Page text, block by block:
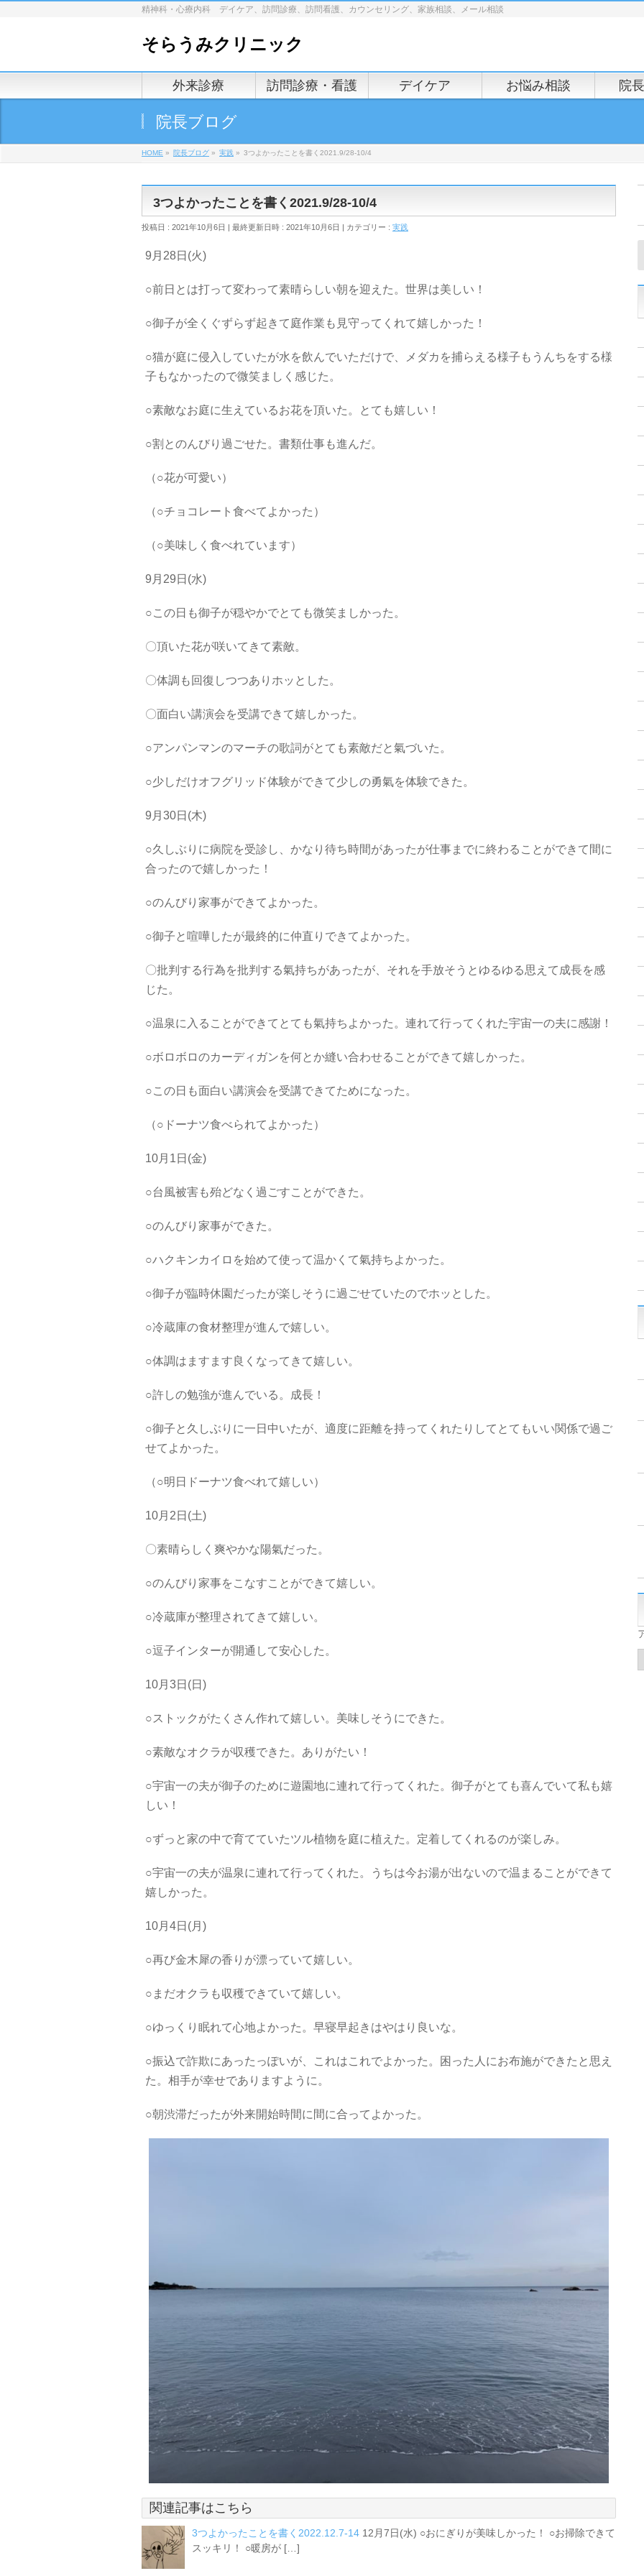
精神科・心療内科 デイケア、訪問診療、訪問看護、カウンセリング、家族相談、メール相談
そらうみクリニック
外来診療 訪問診療・看護 デイケア お悩み相談 院
院長ブログ
HOME » 院長ブログ » 実践 » 3つよかったことを書く2021.9/28-10/4
3つよかったことを書く2021.9/28-10/4
投稿日 : 2021年10月6日 最終更新日時 : 2021年10月6日 カテゴリー : 実践
9月28日(火)
○前日とは打って変わって素晴らしい朝を迎えた。世界は美しい！
○御子が全くぐずらず起きて庭作業も見守ってくれて嬉しかった！
○猫が庭に侵入していたが水を飲んでいただけで、メダカを捕らえる様子もうんちをする様
子もなかったので微笑ましく感じた。
○素敵なお庭に生えているお花を頂いた。とても嬉しい！
○割とのんびり過ごせた。書類仕事も進んだ。
（○花が可愛い）
（○チョコレート食べてよかった）
（○美味しく食べれています）
9月29日(水)
○この日も御子が穏やかでとても微笑ましかった。
〇頂いた花が咲いてきて素敵。
〇体調も回復しつつありホッとした。
〇面白い講演会を受講できて嬉しかった。
○アンパンマンのマーチの歌詞がとても素敵だと氣づいた。
○少しだけオフグリッド体験ができて少しの勇氣を体験できた。
9月30日(木)
○久しぶりに病院を受診し、かなり待ち時間があったが仕事までに終わることができて間に
合ったので嬉しかった！
○のんびり家事ができてよかった。
○御子と喧嘩したが最終的に仲直りできてよかった。
〇批判する行為を批判する氣持ちがあったが、それを手放そうとゆるゆる思えて成長を感
じた。
○温泉に入ることができてとても氣持ちよかった。連れて行ってくれた宇宙一の夫に感謝！
○ボロボロのカーディガンを何とか縫い合わせることができて嬉しかった。
○この日も面白い講演会を受講できてためになった。
（○ドーナツ食べられてよかった）
10月1日(金)
○台風被害も殆どなく過ごすことができた。
○のんびり家事ができた。
○ハクキンカイロを始めて使って温かくて氣持ちよかった。
○御子が臨時休園だったが楽しそうに過ごせていたのでホッとした。
○冷蔵庫の食材整理が進んで嬉しい。
○体調はますます良くなってきて嬉しい。
○許しの勉強が進んでいる。成長！
○御子と久しぶりに一日中いたが、適度に距離を持ってくれたりしてとてもいい関係で過ご
せてよかった。
（○明日ドーナツ食べれて嬉しい）
10月2日(土)
〇素晴らしく爽やかな陽氣だった。
○のんびり家事をこなすことができて嬉しい。
○冷蔵庫が整理されてきて嬉しい。
○逗子インターが開通して安心した。
10月3日(日)
○ストックがたくさん作れて嬉しい。美味しそうにできた。
○素敵なオクラが収穫できた。ありがたい！
○宇宙一の夫が御子のために遊園地に連れて行ってくれた。御子がとても喜んでいて私も嬉
しい！
○ずっと家の中で育てていたツル植物を庭に植えた。定着してくれるのが楽しみ。
○宇宙一の夫が温泉に連れて行ってくれた。うちは今お湯が出ないので温まることができて
嬉しかった。
10月4日(月)
○再び金木犀の香りが漂っていて嬉しい。
○まだオクラも収穫できていて嬉しい。
○ゆっくり眠れて心地よかった。早寝早起きはやはり良いな。
○振込で詐欺にあったっぽいが、これはこれでよかった。困った人にお布施ができたと思え
た。相手が幸せでありますように。
○朝渋滞だったが外来開始時間に間に合ってよかった。
関連記事はこちら
3つよかったことを書く2022.12.7-14 12月7日(水) ○おにぎりが美味しかった！ ○お掃除できて
スッキリ！ ○暖房が […]